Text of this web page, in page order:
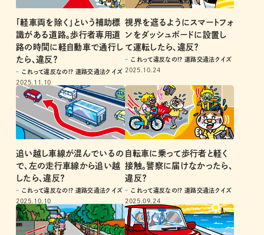
「軽車両を除く」という補助標
識がある道路。歩行者専用道
路の時間に軽自動車で通行し
たら、違反？
これって違反なの!? 道路交通法クイズ
2025.11.10
視界を遮るようにスマートフォ
ンをダッシュボードに設置し
て運転したら、違反？
これって違反なの!? 道路交通法クイズ
2025.10.24
追い越し車線が混んでいるの
で、左の走行車線から追い越
したら、違反？
これって違反なの!? 道路交通法クイズ
2025.10.10
自転車に乗って歩行者と軽く
接触。警察に届けなかったら、
違反？
これって違反なの!? 道路交通法クイズ
2025.09.24